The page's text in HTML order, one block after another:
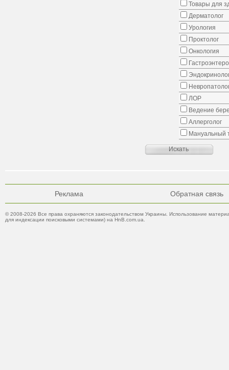
Товары для
Дерматолог
Урология
Проктолог
Онкология
ЛОР
Ведение
Аллерголог
Мануальный
Реклама Обратная связь
© 2008-2026 Все права охраняются законодательством Украины. Использование
для индексации поисковыми системами) на HnB.com.ua.